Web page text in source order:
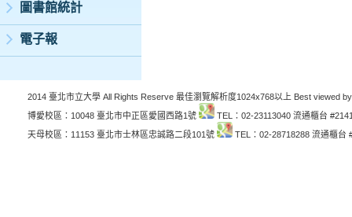
圖書館統計
電子報
2014 臺北市立大學 All Rights Reserve 最佳瀏覽解析度1024x768以上 Best viewed
博愛校區：10048 臺北市中正區愛國西路1號
TEL：02-23113040 流通櫃台
天母校區：11153 臺北市士林區忠誠路二段101號
TEL：02-28718288 流通櫃台